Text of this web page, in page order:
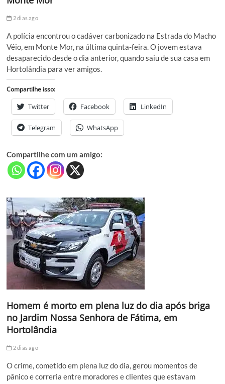
2 dias ago
A polícia encontrou o cadáver carbonizado na Estrada do Macho
Véio, em Monte Mor, na última quinta-feira. O jovem estava
desaparecido desde o dia anterior, quando saiu de sua casa em
Hortolândia para ver amigos.
Compartilhe isso:
Twitter Facebook LinkedIn
Telegram WhatsApp
Compartilhe com um amigo:
Homem é morto em plena luz do dia após briga
no Jardim Nossa Senhora de Fátima, em
Hortolândia
2 dias ago
O crime, cometido em plena luz do dia, gerou momentos de
pânico e correria entre moradores e clientes que estavam